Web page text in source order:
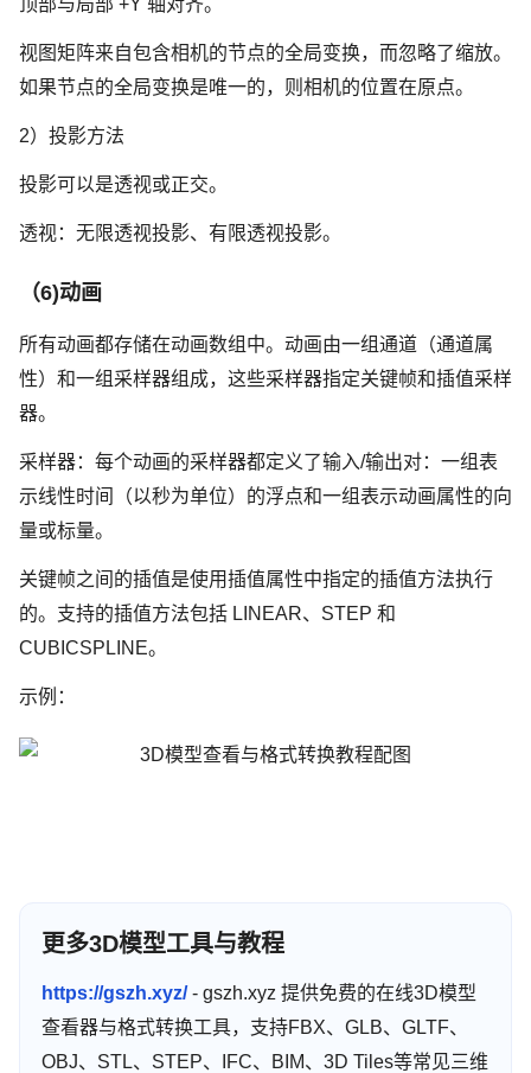
顶部与局部 +Y 轴对齐。
视图矩阵来自包含相机的节点的全局变换，而忽略了缩放。
如果节点的全局变换是唯一的，则相机的位置在原点。
2）投影方法
投影可以是透视或正交。
透视：无限透视投影、有限透视投影。
（6)动画
所有动画都存储在动画数组中。动画由一组通道（通道属
性）和一组采样器组成，这些采样器指定关键帧和插值采样
器。
采样器：每个动画的采样器都定义了输入/输出对：一组表
示线性时间（以秒为单位）的浮点和一组表示动画属性的向
量或标量。
关键帧之间的插值是使用插值属性中指定的插值方法执行
的。支持的插值方法包括 LINEAR、STEP 和
CUBICSPLINE。
示例：
更多3D模型工具与教程
https://gszh.xyz/- gszh.xyz 提供免费的在线3D模型
查看器与格式转换工具，支持FBX、GLB、GLTF、
OBJ、STL、STEP、IFC、BIM、3D Tiles等常见三维